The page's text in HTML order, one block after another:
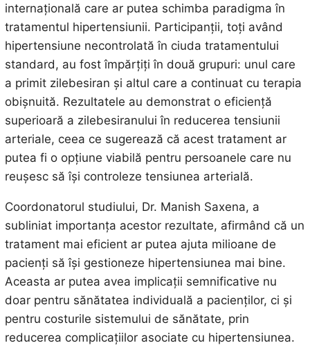
internațională care ar putea schimba paradigma în
tratamentul hipertensiunii. Participanții, toți având
hipertensiune necontrolată în ciuda tratamentului
standard, au fost împărțiți în două grupuri: unul care
a primit zilebesiran și altul care a continuat cu terapia
obișnuită. Rezultatele au demonstrat o eficiență
superioară a zilebesiranului în reducerea tensiunii
arteriale, ceea ce sugerează că acest tratament ar
putea fi o opțiune viabilă pentru persoanele care nu
reușesc să își controleze tensiunea arterială.
Coordonatorul studiului, Dr. Manish Saxena, a
subliniat importanța acestor rezultate, afirmând că un
tratament mai eficient ar putea ajuta milioane de
pacienți să își gestioneze hipertensiunea mai bine.
Aceasta ar putea avea implicații semnificative nu
doar pentru sănătatea individuală a pacienților, ci și
pentru costurile sistemului de sănătate, prin
reducerea complicațiilor asociate cu hipertensiunea.